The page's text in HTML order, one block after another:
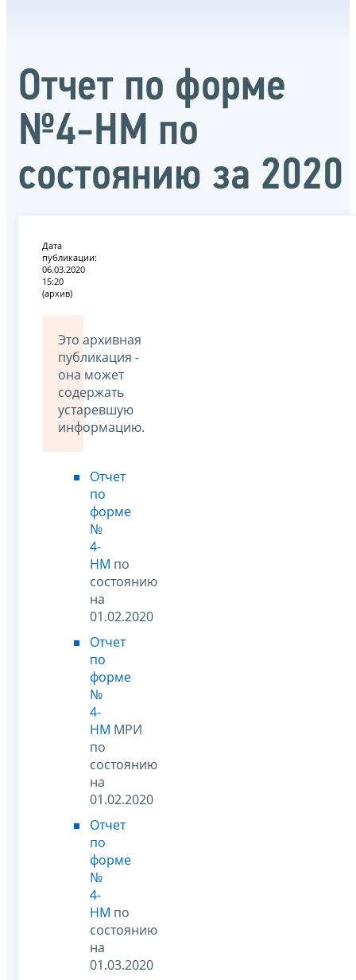
Отчет по форме
№4-НМ по
состоянию за 2020
Дата
публикации:
06.03.2020
15:20
(архив)
Это архивная
публикация -
она может
содержать
устаревшую
информацию.
Отчет
по
форме
№
4-
НМ по
состоянию
на
01.02.2020
Отчет
по
форме
№
4-
НМ МРИ
по
состоянию
на
01.02.2020
Отчет
по
форме
№
4-
НМ по
состоянию
на
01.03.2020